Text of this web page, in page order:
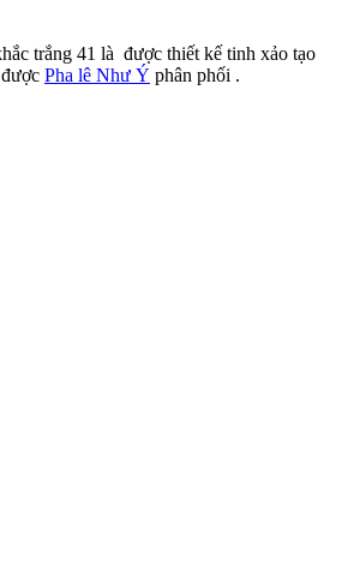
trắng 41 là được thiết kế tinh xảo tạo
Pha lê Như Ý phân phối .